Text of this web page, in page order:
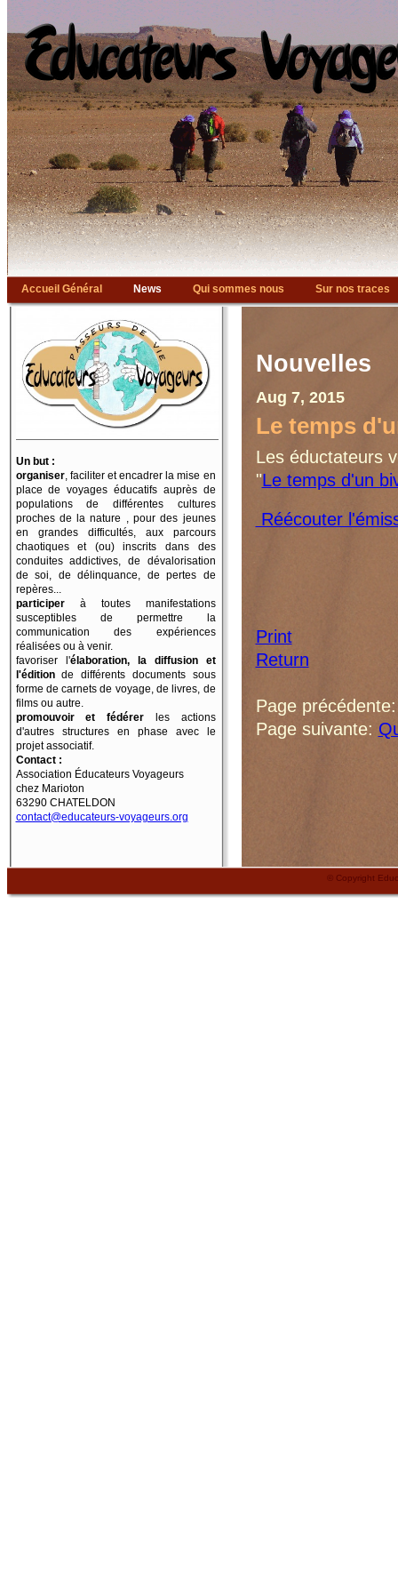
Accueil Général News Qui sommes nous
Sur nos traces
Un but :
organiser, faciliter et encadrer la mise en
place de voyages éducatifs auprès de
populations de différentes cultures
proches de la nature , pour des jeunes
en grandes difficultés, aux parcours
chaotiques et (ou) inscrits dans des
conduites addictives, de dévalorisation
de soi, de délinquance, de pertes de
repères...
participerà toutes manifestations
susceptibles de permettre la
communication des expériences
réalisées ou à venir.
favoriser l'élaboration, la diffusion et
l'éditionde différents documents sous
forme de carnets de voyage, de livres, de
films ou autre.
promouvoir et fédérer les actions
d'autres structures en phase avec le
projet associatif.
Contact :
Association Éducateurs Voyageurs
chez Marioton
63290 CHATELDON
contact@educateurs-voyageurs.org
Nouvelles
Aug 7, 2015
Le temps
Les éductateurs
"Le temps d'un
Réécouter
Print
Return
Page
Page suivante:
© Copyright